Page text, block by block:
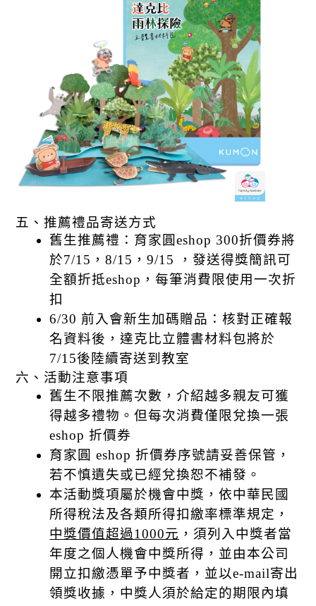
五、推薦禮品寄送方式
舊生推薦禮：育家圓eshop 300折價券將
於7/15 ，8/15 ，9/15 ，發送得獎簡訊可
全額折抵eshop ，每筆消費限使用一次折
扣
6/30 前入會新生加碼贈品：核對正確報
名資料後 ，達克比立體書材料包將於
7/15後陸續寄送到教室
六、活動注意事項
舊生不限推薦次數，介紹越多親友可獲
得越多禮物。但每次消費僅限兌換一張
eshop 折價券
育家圓 eshop 折價券序號請妥善保管，
若不慎遺失或已經兌換恕不補發。
本活動獎項屬於機會中獎，依中華民國
所得稅法及各類所得扣繳率標準規定，
中獎價值超過1000元 ，須列入中獎者當
年度之個人機會中獎所得，並由本公司
開立扣繳憑單予中獎者，並以e-mail寄出
領獎收據，中獎人須於給定的期限內填